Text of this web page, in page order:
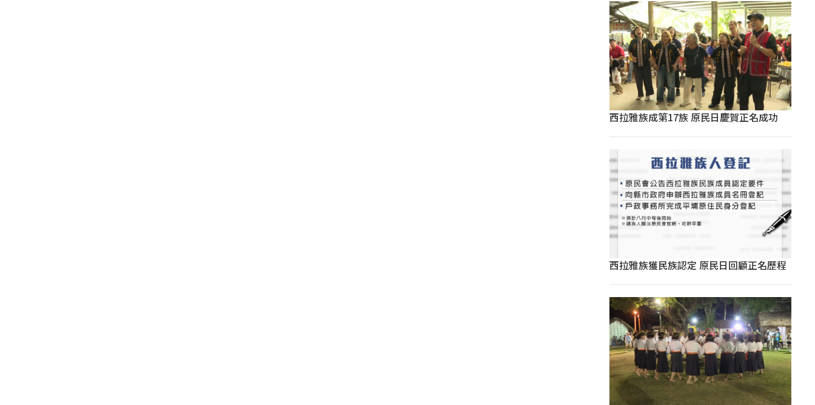
西拉雅族成第17族 原民日慶賀正名成功
西拉雅族獲民族認定 原民日回顧正名歷程